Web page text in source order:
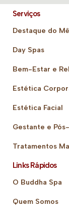
Serviços
Destaque do
Day Spas
Bem-Estar e
Estética
Estética Facial
Gestante e
Tratamentos
Links Rápidos
O Buddha Spa
Quem Somos